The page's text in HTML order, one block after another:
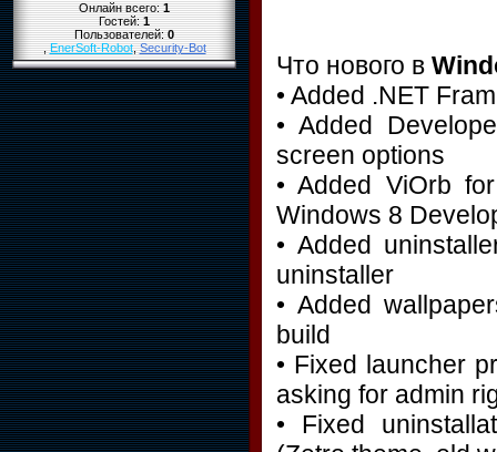
Онлайн всего:1
Гостей:1
Пользователей:0
,EnerSoft-Robot,Security-Bot
Что нового в
• Added .NET
• Added
screen options
• Added ViOrb
Windows 8
• Added
uninstaller
• Added
build
• Fixed launcher
asking for admin
• Fixed